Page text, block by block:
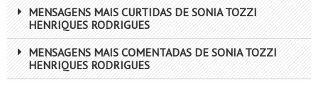
MENSAGENS MAIS CURTIDAS DE SONIA TOZZI
HENRIQUES RODRIGUES
MENSAGENS MAIS COMENTADAS DE SONIA TOZZI
HENRIQUES RODRIGUES